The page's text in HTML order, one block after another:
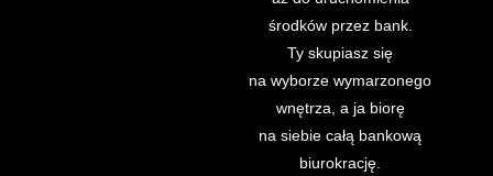
środków przez bank.
Ty skupiasz się
na wyborze wymarzonego
wnętrza, a ja biorę
na siebie całą bankową
biurokrację.